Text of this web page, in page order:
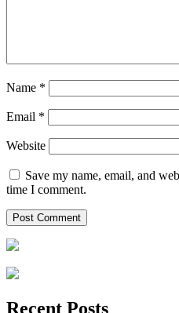
Name *
Email *
Website
Save my name, email, and
time I comment.
Recent Posts